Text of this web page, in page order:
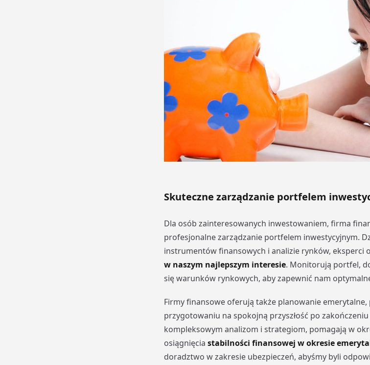
Skuteczne zarządzanie portfelem
Dla osób zainteresowanych inwestowaniem, firma
profesjonalne zarządzanie portfelem inwestycyjnym.
instrumentów finansowych i analizie rynków, eksperci
w naszym najlepszym interesie. Monitorują portfel,
się warunków rynkowych, aby zapewnić nam
Firmy finansowe oferują także planowanie
przygotowaniu na spokojną przyszłość po
kompleksowym analizom i strategiom, pomagają w
osiągnięcia stabilności finansowej w okresie
doradztwo w zakresie ubezpieczeń, abyśmy byli